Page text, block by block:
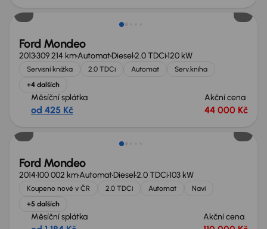
Ford Mondeo
2013309 214 kmAutomatDiesel2.0 TDCi120 kW
Servisní knížka 2.0 TDCi Automat
Serv.kniha
+4 dalších
Měsíční splátka
od 425 Kč
Akční cena
44 000 Kč
Zlevněno o 40 000 Kč
Ford Mondeo
2014100 002 kmAutomatDiesel2.0 TDCi103 kW
Koupeno nové v ČR 2.0 TDCi Automat
Navi
+5 dalších
Měsíční splátka Akční cena